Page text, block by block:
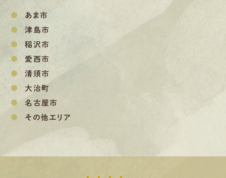
あま市
津島市
稲沢市
愛西市
清須市
大治町
名古屋市
その他エリア